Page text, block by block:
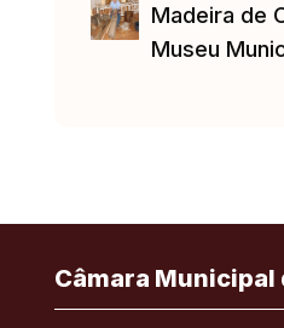
Madeira de
Museu
Câmara Municipal